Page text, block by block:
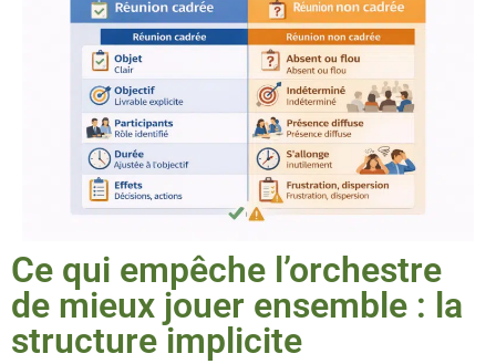
Ce qui empêche l’orchestre
de mieux jouer ensemble : la
structure implicite